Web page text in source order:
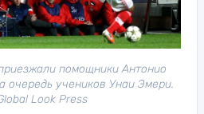
помощники Антонио
очередь учеников Унаи Эмери.
Look Press